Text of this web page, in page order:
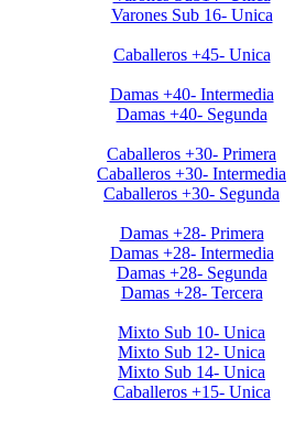
Varones Sub 16- Unica
Caballeros +45- Unica
Damas +40- Intermedia
Damas +40- Segunda
Caballeros +30- Primera
Caballeros +30- Intermedia
Caballeros +30- Segunda
Damas +28- Primera
Damas +28- Intermedia
Damas +28- Segunda
Damas +28- Tercera
Mixto Sub 10- Unica
Mixto Sub 12- Unica
Mixto Sub 14- Unica
Caballeros +15- Unica